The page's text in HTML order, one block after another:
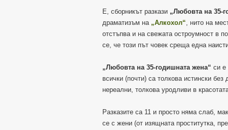
Е, сборникът разкази „Любовта на 35-
драматизъм на „Алкохол“, нито на
отстъпва и на свежата остроумност в
се, че този път човек среща една
„Любовта на 35-годишната жена“ си е
всички (почти) са толкова истински
нереални, толкова уродливи в
Разказите са 11 и просто няма слаб,
се с жени (от изящната проститутка,